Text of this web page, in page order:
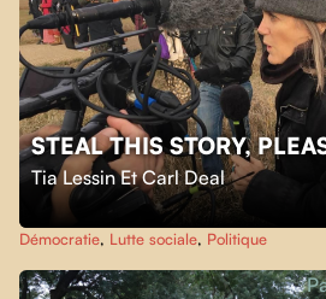
STEAL THIS STORY,
Tia Lessin Et Carl Deal
Démocratie, Lutte sociale, Politique